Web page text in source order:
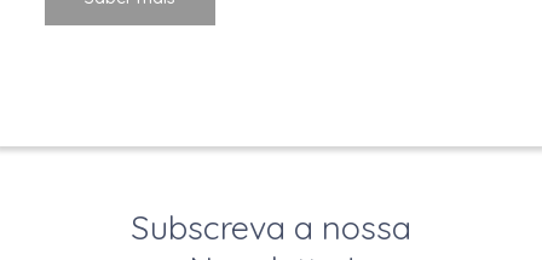
Subscreva a nossa